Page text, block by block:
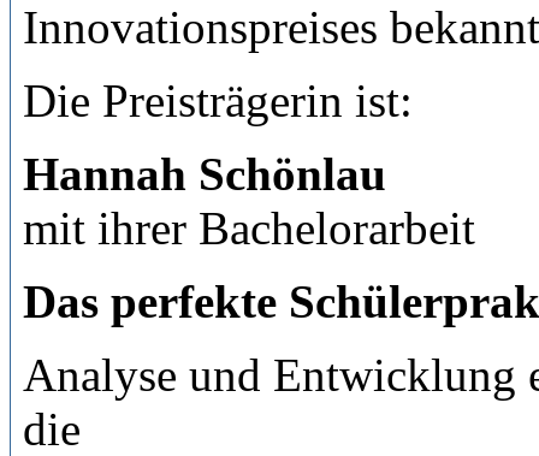
Innovationspreises
Die Preisträgerin ist:
Hannah Schönlau
mit ihrer Bachelorarbeit
Das perfekte
Analyse und Entwicklung
die